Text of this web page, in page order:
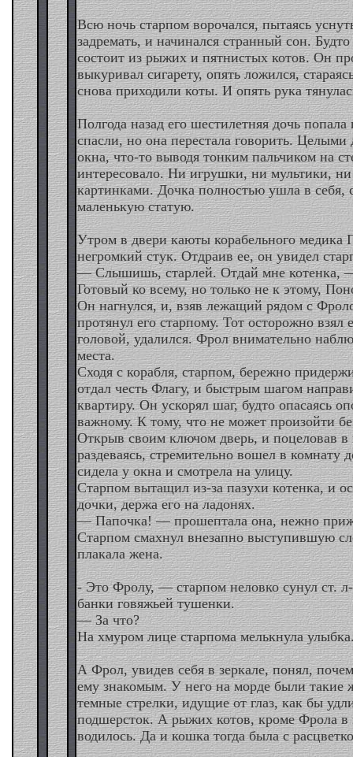
Всю ночь старпом ворочался, пытаясь
задремать, и начинался странный сон.
состоит из рыжих и пятнистых котов. Он
выкуривал сигарету, опять ложился,
снова приходили коты. И опять рука
Полгода назад его шестилетняя дочь
спасли, но она перестала говорить. Целыми
окна, что-то выводя тонким пальчиком на
интересовало. Ни игрушки, ни мультики,
картинками. Дочка полностью ушла в себя,
маленькую статую.
Утром в двери каюты корабельного медика
негромкий стук. Отдраив ее, он увидел
— Слышишь, старлей. Отдай мне котенка,
Готовый ко всему, но только не к этому,
Он нагнулся, и, взяв лежащий рядом с
протянул его старпому. Тот осторожно взял
головой, удалился. Фрол внимательно
места.
Сходя с корабля, старпом, бережно
отдал честь Флагу, и быстрым шагом
квартиру. Он ускорял шаг, будто опасаясь
важному. К тому, что не может произойти
Открыв своим ключом дверь, и поцеловав
раздеваясь, стремительно вошел в комнату
сидела у окна и смотрела на улицу.
Старпом вытащил из-за пазухи котенка, и
дочки, держа его на ладонях.
— Папочка! — прошептала она, нежно
Старпом смахнул внезапно выступившую
плакала жена.
- Это Фролу, — старпом неловко сунул ст.
банки говяжьей тушенки.
— За что?
На хмуром лице старпома мелькнула
А Фрол, увидев себя в зеркале, понял,
ему знакомым. У него на морде были такие
темные стрелки, идущие от глаз, как бы
подшерсток. А рыжих котов, кроме Фрола в
водилось. Да и кошка тогда была с